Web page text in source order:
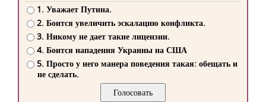
1. Уважает Путина.
2. Боится увеличить эскалацию конфликта.
3. Никому не дает такие лицензии.
4. Боится нападения Украины на США
5. Просто у него манера поведения такая: обещать и
не сделать.